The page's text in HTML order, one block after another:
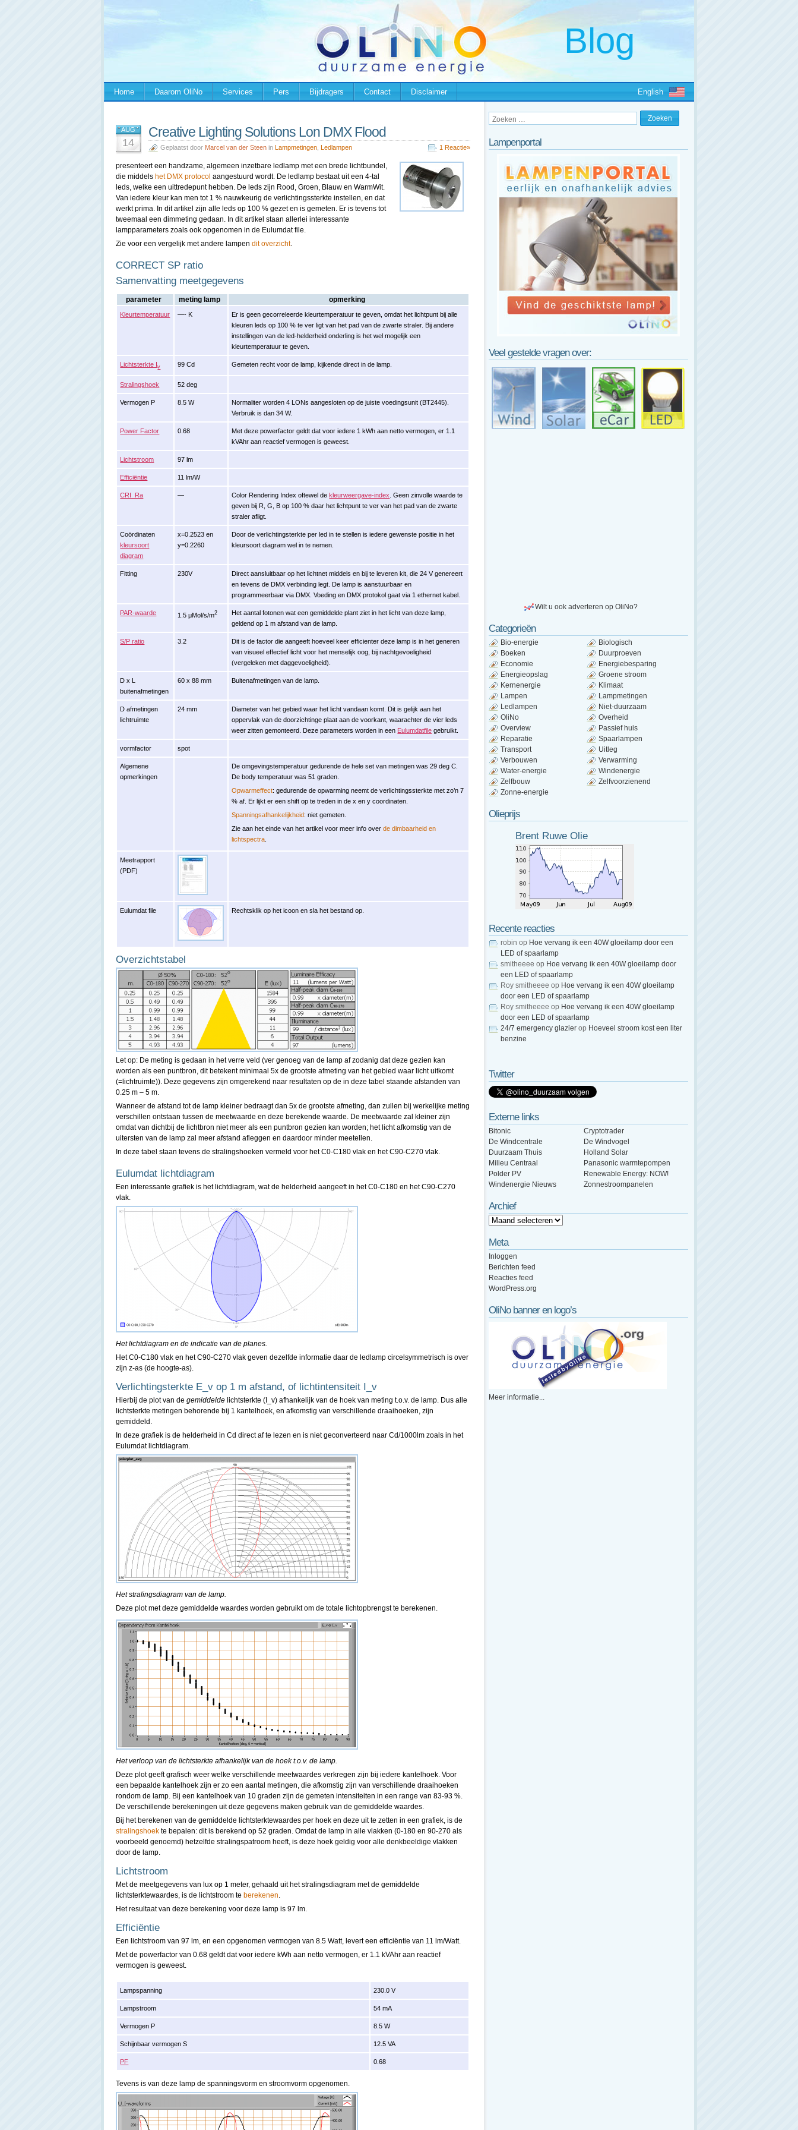
Home Daarom OliNo Services Pers Bijdragers Contact Disclaimer English
AUG
14
Creative Lighting Solutions Lon DMX Flood
Geplaatst door Marcel van der Steen in Lampmetingen Ledlampen 1 Reactie»
presenteert een handzame, algemeen inzetbare ledlamp met een brede lichtbundel,
die middels het DMX protocol aangestuurd wordt. De ledlamp bestaat uit een 4-tal
leds, welke een uittredepunt hebben. De leds zijn Rood, Groen, Blauw en WarmWit.
Van iedere kleur kan men tot 1 % nauwkeurig de verlichtingssterkte instellen, en dat
werkt prima. In dit artikel zijn alle leds op 100 % gezet en is gemeten. Er is tevens tot
tweemaal een dimmeting gedaan. In dit artikel staan allerlei interessante
lampparameters zoals ook opgenomen in de Eulumdat file.
Zie voor een vergelijk met andere lampen dit overzicht.
CORRECT SP ratio
Samenvatting meetgegevens
parameter meting lamp opmerking
Kleurtemperatuur —- K
Er is geen gecorreleerde kleurtemperatuur te geven, omdat het lichtpunt bij alle
kleuren leds op 100 % te ver ligt van het pad van de zwarte straler. Bij andere
instellingen van de led-helderheid onderling is het wel mogelijk een
kleurtemperatuur te geven.
Lichtsterkte Iv 99 Cd Gemeten recht voor de lamp, kijkende direct in de lamp.
Stralingshoek 52 deg
Vermogen P 8.5 W
Normaliter worden 4 LONs aangesloten op de juiste voedingsunit (BT2445).
Verbruik is dan 34 W.
Power Factor 0.68
Met deze powerfactor geldt dat voor iedere 1 kWh aan netto vermogen, er 1.1
kVAhr aan reactief vermogen is geweest.
Lichtstroom 97 lm
Efficiëntie 11 lm/W
CRI_Ra — Color Rendering Index oftewel dekleurweergave-index . Geen zinvolle waarde te
geven bij R, G, B op 100 % daar het lichtpunt te ver van het pad van de zwarte
straler afligt.
Coördinaten
kleursoort
diagram
x=0.2523 en
y=0.2260
Door de verlichtingsterkte per led in te stellen is iedere gewenste positie in het
kleursoort diagram wel in te nemen.
Fitting 230V
Direct aansluitbaar op het lichtnet middels en bij te leveren kit, die 24 V genereert
en tevens de DMX verbinding legt. De lamp is aanstuurbaar en
programmeerbaar via DMX. Voeding en DMX protokol gaat via 1 ethernet kabel.
PAR-waarde 1.5 μMol/s/m2
Het aantal fotonen wat een gemiddelde plant ziet in het licht van deze lamp,
geldend op 1 m afstand van de lamp.
S/P ratio 3.2
Dit is de factor die aangeeft hoeveel keer efficienter deze lamp is in het generen
van visueel effectief licht voor het menselijk oog, bij nachtgevoeligheid
(vergeleken met daggevoeligheid).
D x L
buitenafmetingen
60 x 88 mm Buitenafmetingen van de lamp.
D afmetingen
lichtruimte
24 mm
Diameter van het gebied waar het licht vandaan komt. Dit is gelijk aan het
oppervlak van de doorzichtinge plaat aan de voorkant, waarachter de vier leds
weer zitten gemonteerd. Deze parameters worden in een Eulumdatfile gebruikt.
vormfactor spot
Algemene
opmerkingen
De omgevingstemperatuur gedurende de hele set van metingen was 29 deg C.
De body temperatuur was 51 graden.
Opwarmeffect: gedurende de opwarming neemt de verlichtingssterkte met zo’n 7
% af. Er lijkt er een shift op te treden in de x en y coordinaten.
Spanningsafhankelijkheid: niet gemeten.
Zie aan het einde van het artikel voor meer info overde dimbaarheid en
lichtspectra
Meetrapport
(PDF)
Eulumdat file Rechtsklik op het icoon en sla het bestand op.
Overzichtstabel
Let op: De meting is gedaan in het verre veld (ver genoeg van de lamp af zodanig dat deze gezien kan
worden als een puntbron, dit betekent minimaal 5x de grootste afmeting van het gebied waar licht uitkomt
(=lichtruimte)). Deze gegevens zijn omgerekend naar resultaten op de in deze tabel staande afstanden van
0.25 m – 5 m.
Wanneer de afstand tot de lamp kleiner bedraagt dan 5x de grootste afmeting, dan zullen bij werkelijke meting
verschillen ontstaan tussen de meetwaarde en deze berekende waarde. De meetwaarde zal kleiner zijn
omdat van dichtbij de lichtbron niet meer als een puntbron gezien kan worden; het licht afkomstig van de
uitersten van de lamp zal meer afstand afleggen en daardoor minder meetellen.
In deze tabel staan tevens de stralingshoeken vermeld voor het C0-C180 vlak en het C90-C270 vlak.
Eulumdat lichtdiagram
Een interessante grafiek is het lichtdiagram, wat de helderheid aangeeft in het C0-C180 en het C90-C270
vlak.
Het lichtdiagram en de indicatie van de planes.
Het C0-C180 vlak en het C90-C270 vlak geven dezelfde informatie daar de ledlamp circelsymmetrisch is over
zijn z-as (de hoogte-as).
Verlichtingsterkte E_v op 1 m afstand, of lichtintensiteit I_v
Hierbij de plot van de gemiddelde lichtsterkte (I_v) afhankelijk van de hoek van meting t.o.v. de lamp. Dus alle
lichtsterkte metingen behorende bij 1 kantelhoek, en afkomstig van verschillende draaihoeken, zijn
gemiddeld.
In deze grafiek is de helderheid in Cd direct af te lezen en is niet geconverteerd naar Cd/1000lm zoals in het
Eulumdat lichtdiagram.
Het stralingsdiagram van de lamp.
Deze plot met deze gemiddelde waardes worden gebruikt om de totale lichtopbrengst te berekenen.
Het verloop van de lichtsterkte afhankelijk van de hoek t.o.v. de lamp.
Deze plot geeft grafisch weer welke verschillende meetwaardes verkregen zijn bij iedere kantelhoek. Voor
een bepaalde kantelhoek zijn er zo een aantal metingen, die afkomstig zijn van verschillende draaihoeken
rondom de lamp. Bij een kantelhoek van 10 graden zijn de gemeten intensiteiten in een range van 83-93 %.
De verschillende berekeningen uit deze gegevens maken gebruik van de gemiddelde waardes.
Bij het berekenen van de gemiddelde lichtsterktewaardes per hoek en deze uit te zetten in een grafiek, is de
stralingshoek te bepalen: dit is berekend op 52 graden. Omdat de lamp in alle vlakken (0-180 en 90-270 als
voorbeeld genoemd) hetzelfde stralingspatroom heeft, is deze hoek geldig voor alle denkbeeldige vlakken
door de lamp.
Lichtstroom
Met de meetgegevens van lux op 1 meter, gehaald uit het stralingsdiagram met de gemiddelde
lichtsterktewaardes, is de lichtstroom te berekenen.
Het resultaat van deze berekening voor deze lamp is 97 lm.
Efficiëntie
Een lichtstroom van 97 lm, en een opgenomen vermogen van 8.5 Watt, levert een efficiëntie van 11 lm/Watt.
Met de powerfactor van 0.68 geldt dat voor iedere kWh aan netto vermogen, er 1.1 kVAhr aan reactief
vermogen is geweest.
Lampspanning 230.0 V
Lampstroom 54 mA
Vermogen P 8.5 W
Schijnbaar vermogen S 12.5 VA
PF 0.68
Tevens is van deze lamp de spanningsvorm en stroomvorm opgenomen.
Lampenportal
Veel gestelde vragen over:
Wilt u ook adverteren op OliNo?
Categorieën
Bio-energie
Biologisch
Boeken
Duurproeven
Economie
Energiebesparing
Energieopslag
Groene stroom
Kernenergie
Klimaat
Lampen
Lampmetingen
Ledlampen
Niet-duurzaam
OliNo
Overheid
Overview
Passief huis
Reparatie
Spaarlampen
Transport
Uitleg
Verbouwen
Verwarming
Water-energie
Windenergie
Zelfbouw
Zelfvoorzienend
Zonne-energie
Olieprijs
Brent Ruwe Olie
Recente reacties
robin op Hoe vervang ik een 40W gloeilamp door een
LED of spaarlamp
smitheeee op Hoe vervang ik een 40W gloeilamp door
een LED of spaarlamp
Roy smitheeee op Hoe vervang ik een 40W gloeilamp
door een LED of spaarlamp
Roy smitheeee op Hoe vervang ik een 40W gloeilamp
door een LED of spaarlamp
24/7 emergency glazier op Hoeveel stroom kost een liter
benzine
Twitter
Externe links
Bitonic
Cryptotrader
De Windcentrale
De Windvogel
Duurzaam Thuis
Holland Solar
Milieu Centraal
Panasonic warmtepompen
Polder PV
Renewable Energy: NOW!
Windenergie Nieuws
Zonnestroompanelen
Archief
Meta
Inloggen
Berichten feed
Reacties feed
WordPress.org
OliNo banner en logo’s
Meer informatie...